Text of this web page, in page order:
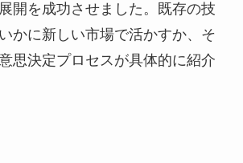
開を成功させました。既存の技
かに新しい市場で活かすか、そ
思決定プロセスが具体的に紹介